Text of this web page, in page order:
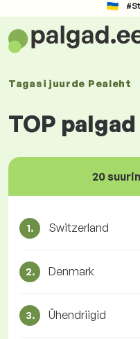
Tagasi juurde Pealeht
TOP palgad
20
1. Switzerland
2. Denmark
3. Ühendriigid